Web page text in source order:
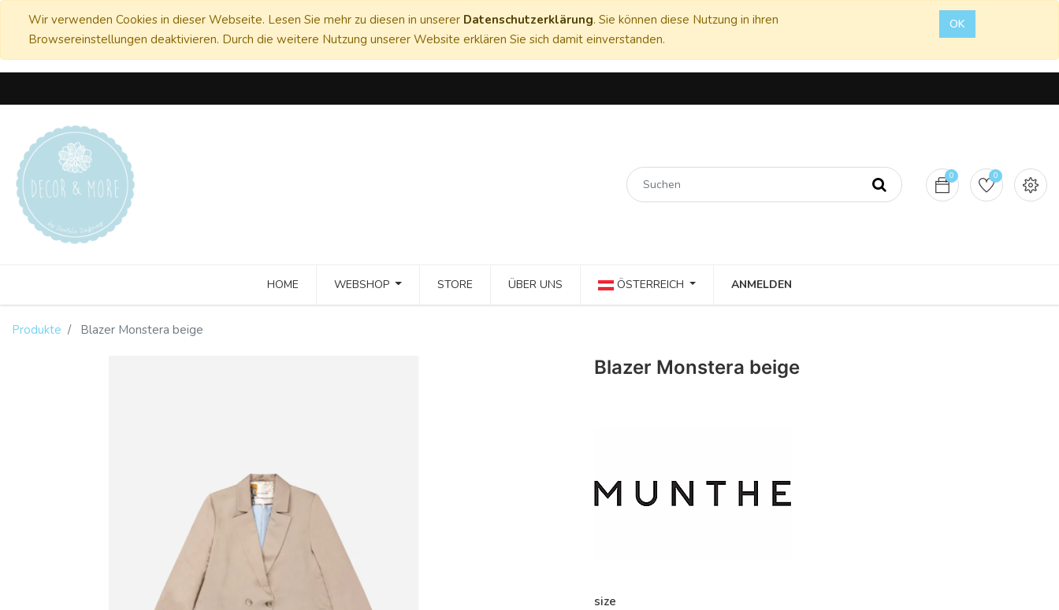
Wir verwenden Cookies in dieser Webseite. Lesen Sie mehr zu diesen in unserer Datenschutzerklärung. Sie können diese Nutzung in ihren
Browsereinstellungen deaktivieren. Durch die weitere Nutzung unserer Website erklären Sie sich damit einverstanden.
OK
0 0
HOME WEBSHOP STORE ÜBER UNS ÖSTERREICH ANMELDEN
Produkte Blazer Monstera beige
Blazer Monstera beige
size